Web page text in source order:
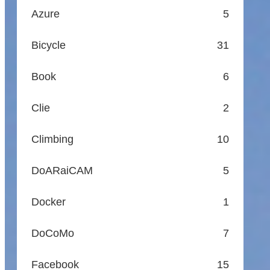
Azure 5
Bicycle 31
Book 6
Clie 2
Climbing 10
DoARaiCAM 5
Docker 1
DoCoMo 7
Facebook 15